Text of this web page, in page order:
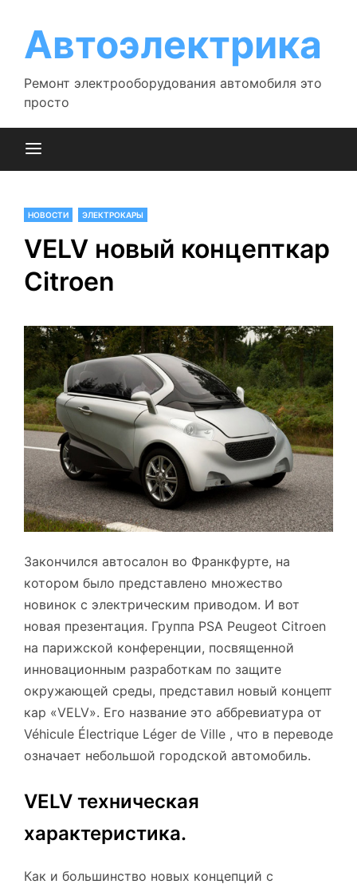
содержимому
Автоэлектрика
Ремонт электрооборудования автомобиля это
просто
НОВОСТИ ЭЛЕКТРОКАРЫ
VELV новый концепткар
Citroen
Закончился автосалон во Франкфурте, на
котором было представлено множество
новинок с электрическим приводом. И вот
новая презентация. Группа PSA Peugeot Citroen
на парижской конференции, посвященной
инновационным разработкам по защите
окружающей среды, представил новый концепт
кар «VELV». Его название это аббревиатура от
Véhicule Électrique Léger de Ville , что в переводе
означает небольшой городской автомобиль.
VELV техническая
характеристика.
Как и большинство новых концепций с